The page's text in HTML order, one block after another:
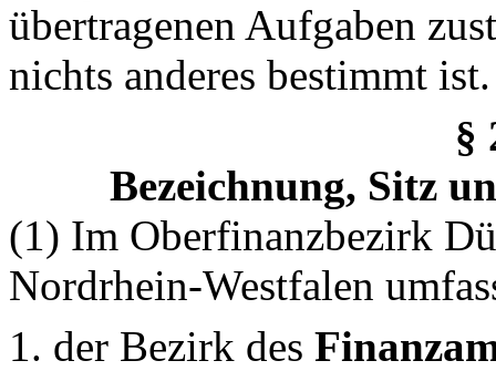
übertragenen Aufgaben
nichts anderes bestimmt ist.
§
Bezeichnung, Sitz
(1) Im Oberfinanzbezirk
Nordrhein-Westfalen
1. der Bezirk des